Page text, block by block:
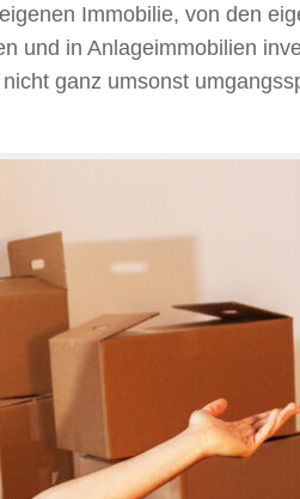
Immobilie, von den
und in Anlageimmobilien
ganz umsonst